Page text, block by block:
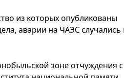
из которых опубликованы
аварии на ЧАЭС случались
зоне отчуждения с